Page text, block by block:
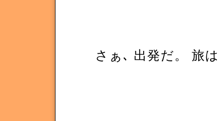
さぁ､ 出発だ。 旅